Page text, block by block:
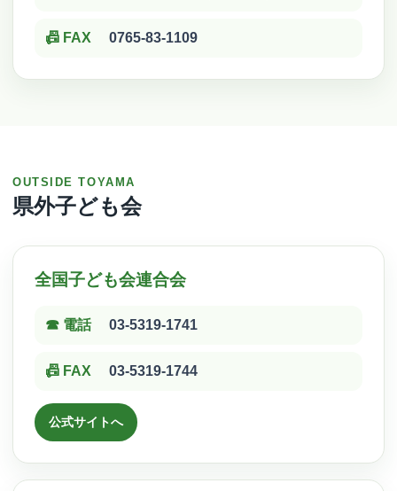
📠 FAX 0765-83-1109
OUTSIDE TOYAMA
県外子ども会
全国子ども会連合会
☎ 電話 03-5319-1741
📠 FAX 03-5319-1744
公式サイトへ